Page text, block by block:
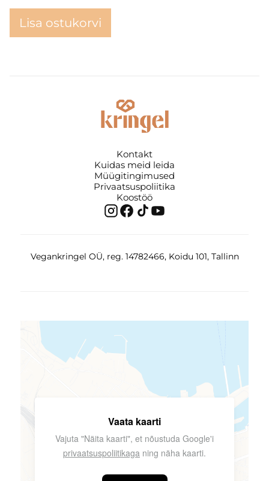
Lisa ostukorvi
Kontakt
Kuidas meid leida
Müügitingimused
Privaatsuspoliitika
Koostöö
Vegankringel OÜ, reg. 14782466, Koidu 101, Tallinn
Vaata kaarti
Vajuta "Näita kaarti", et nõustuda Google'i
privaatsuspoliitikaga ning näha kaarti.